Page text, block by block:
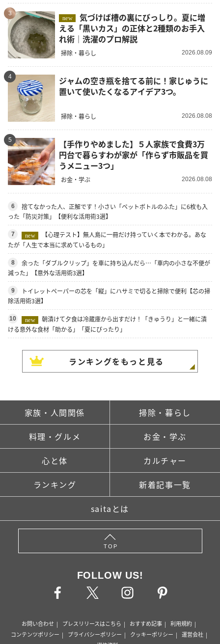
3
new
気づけば槽の裏にびっしり。夏に増
える「黒いカス」の正体と2種類のお手入
れ術｜洗濯のプロ解説
掃除・暮らし 2026.08.09
4
ジャムの空き瓶を捨てる前に！家じゅうに
置いて使いたくなるアイデア3つ。
掃除・暮らし 2026.08.08
5
【手作りやめました】５人家族で食費3万
円台で暮らすわが家が「作らず市販品を買
うメニュー3つ」
お金・学ぶ 2026.08.08
6
捨てなかった人、正解です！小さい「ペットボトルのふた」に6枚も入
った「防災対策」【便利な活用術3選】
7 new
【心理テスト】無人島に一冊だけ持っていく本でわかる。あな
たが「人生で本当に求めているもの」
8
余った「ダブルクリップ」を車に持ち込んだら…「車内の小さな不便が
減った」【意外な活用術3選】
9
トイレットペーパーの芯を「縦」にハサミで切ると掃除で便利【芯の掃
除活用術3選】
10 new
朝漬けて夕食は冷蔵庫から出すだけ！「きゅうり」と一緒に漬
ける意外な食材「助かる」「夏にぴったり」
ランキングをもっと見る
家族・人間関係 掃除・暮らし
料理・グルメ お金・学ぶ
心と体 カルチャー
ランキング 新着記事一覧
saitaとは
TOP
FOLLOW US!
お問い合わせ プレスリリースはこちら おすすめ記事
利用規約
コンテンツポリシー
プライバシーポリシー クッキーポリシー
運営会社